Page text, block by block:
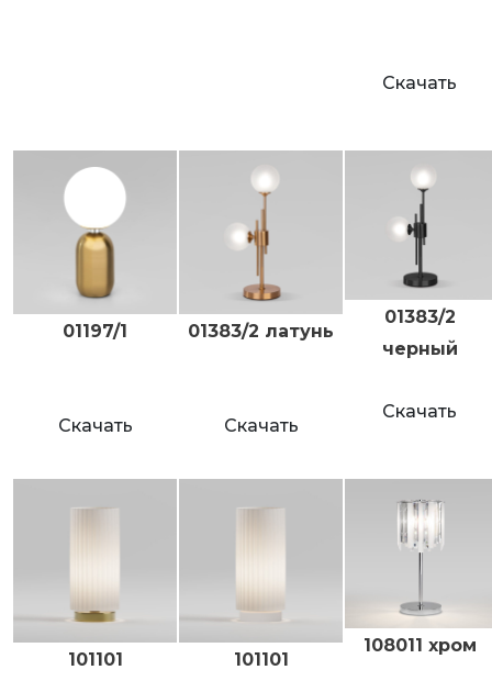
Скачать
01197/1
Скачать
01383/2 латунь
Скачать
01383/2
черный
Скачать
101101 101101
108011 хром